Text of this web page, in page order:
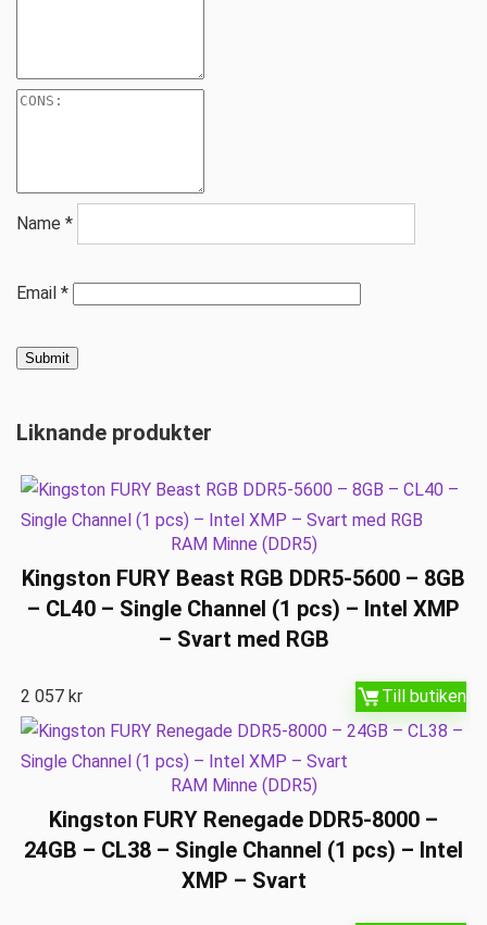
Name *
Email *
Liknande produkter
RAM Minne (DDR5)
Kingston FURY Beast RGB DDR5-5600 – 8GB
– CL40 – Single Channel (1 pcs) – Intel XMP
– Svart med RGB
2 057kr Till butiken
RAM Minne (DDR5)
Kingston FURY Renegade DDR5-8000 –
24GB – CL38 – Single Channel (1 pcs) – Intel
XMP – Svart